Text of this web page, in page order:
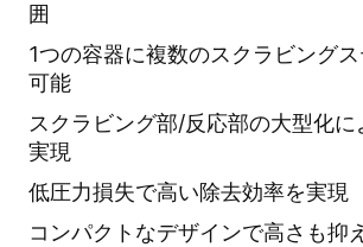
囲
1つの容器に複数のスクラビング
可能
スクラビング部/反応部の大型化に
実現
低圧力損失で高い除去効率を実現
コンパクトなデザインで高さも抑